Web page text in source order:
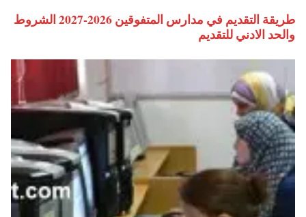
طريقة التقديم في مدارس المتفوقين 2026-2027 الشروط
والحد الادني للتقديم